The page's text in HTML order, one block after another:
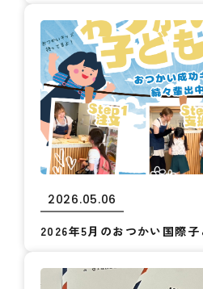
2026.05.06
2026年5月のおつかい国際子